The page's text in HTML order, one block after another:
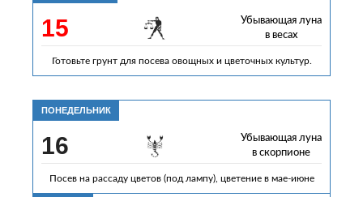
15
Убывающая луна
в весах
Готовьте грунт для посева овощных и цветочных культур.
ПОНЕДЕЛЬНИК
16
Убывающая луна
в скорпионе
Посев на рассаду цветов (под лампу), цветение в мае-июне